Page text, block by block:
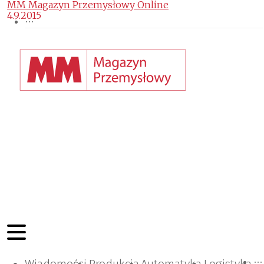
MM Magazyn Przemysłowy Online
4.9.2015